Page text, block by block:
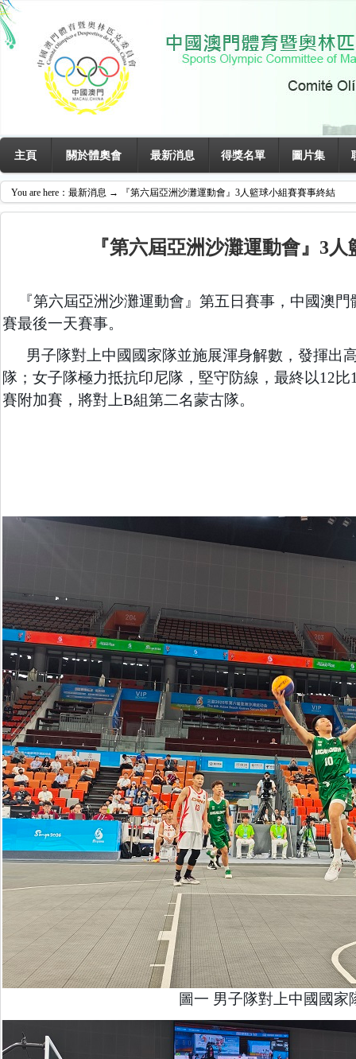
主頁 關於體奧會 最新消息 得獎名單 圖片集
You are here： 最新消息 → 『第六屆亞洲沙灘運動會』3人籃球小組賽賽事終結
『第六屆亞洲沙灘運動會』3
『第六屆亞洲沙灘運動會』第五日賽事，中國澳門
賽最後一天賽事。
男子隊對上中國國家隊並施展渾身解數，發揮出
隊；女子隊極力抵抗印尼隊，堅守防線，最終以12比
賽附加賽，將對上B組第二名蒙古隊。
圖一 男子隊對上中國國家